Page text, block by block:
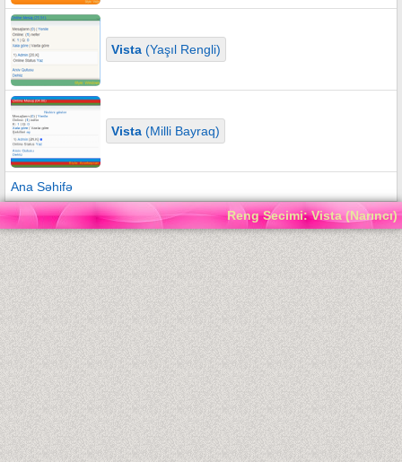
Vista(Yaşıl Rengli)
Vista(Milli Bayraq)
Ana Səhifə
Reng Secimi: Vista (Narıncı)